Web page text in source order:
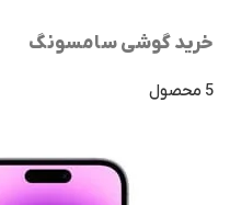
خرید گوشی سامسونگ
5 محصول